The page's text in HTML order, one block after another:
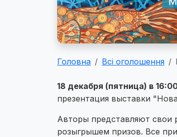
Головна Всі оголошення
18 декабря (пятница) в
презентация выставки
Авторы представляют свои
розыгрышем призов. Все